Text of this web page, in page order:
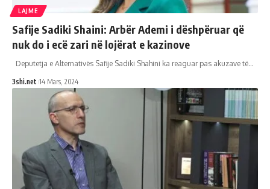
LAJME
Safije Sadiki Shaini: Arbër Ademi i dëshpëruar që
nuk do i ecë zari në lojërat e kazinove
Deputetja e Alternativës Safije Sadiki Shahini ka reaguar pas akuzave të…
3shi.net 14 Mars, 2024